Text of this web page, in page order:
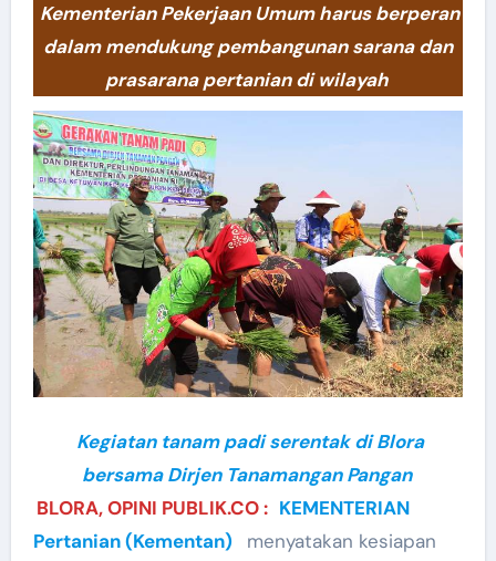
Kementerian Pekerjaan Umum harus berperan
dalam mendukung pembangunan sarana dan
prasarana pertanian di wilayah
Kegiatan tanam padi serentak di Blora
bersama Dirjen Tanamangan Pangan
BLORA, OPINI PUBLIK.CO : KEMENTERIAN
Pertanian (Kementan)
menyatakan kesiapan